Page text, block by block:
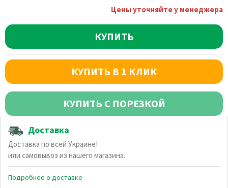
Цены уточняйте у менеджера
КУПИТЬ
КУПИТЬ В 1 КЛИК
КУПИТЬ С ПОРЕЗКОЙ
Доставка
Доставка по всей Украине!
или самовывоз из нашего магазина.
Подробнее о доставке